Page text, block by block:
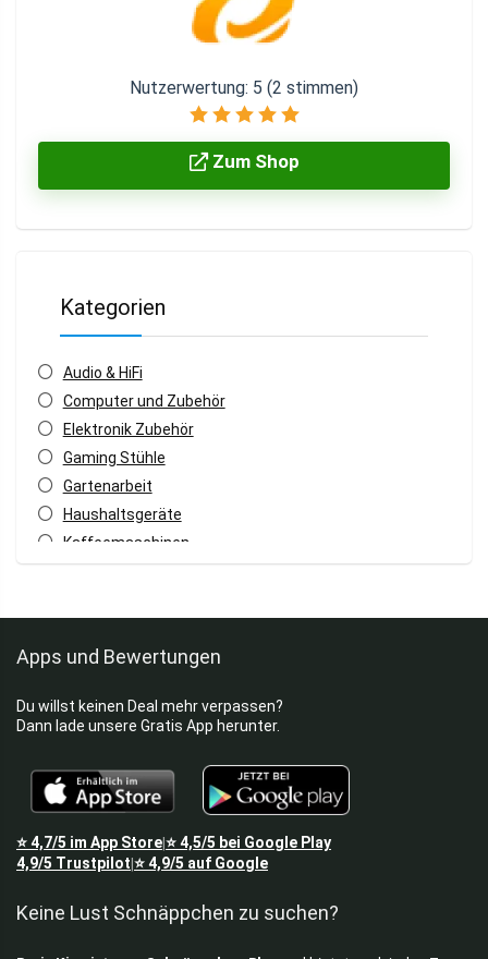
Nutzerwertung: 5 (2 stimmen)
Zum Shop
Kategorien
Audio & HiFi
Computer und Zubehör
Elektronik Zubehör
Gaming Stühle
Gartenarbeit
Haushaltsgeräte
Kaffeemaschinen
Küchengeräte
Tastaturen
TV & Video
Alle Kategorien
Apps und Bewertungen
Du willst keinen Deal mehr verpassen?
Dann lade unsere Gratis App herunter.
⭐4,7/5 im App Store⭐4,5/5 bei Google Play
4,9/5 Trustpilot ⭐4,9/5 auf Google
Keine Lust Schnäppchen zu suchen?